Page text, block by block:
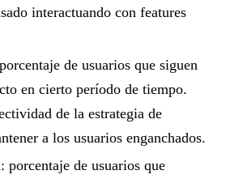
interactuando con features
de usuarios que siguen
en cierto período de tiempo.
de la estrategia de
a los usuarios enganchados.
porcentaje de usuarios que